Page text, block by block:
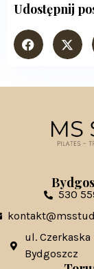
Udostępnij
530
ul. Czerkaska
Bydgoszcz